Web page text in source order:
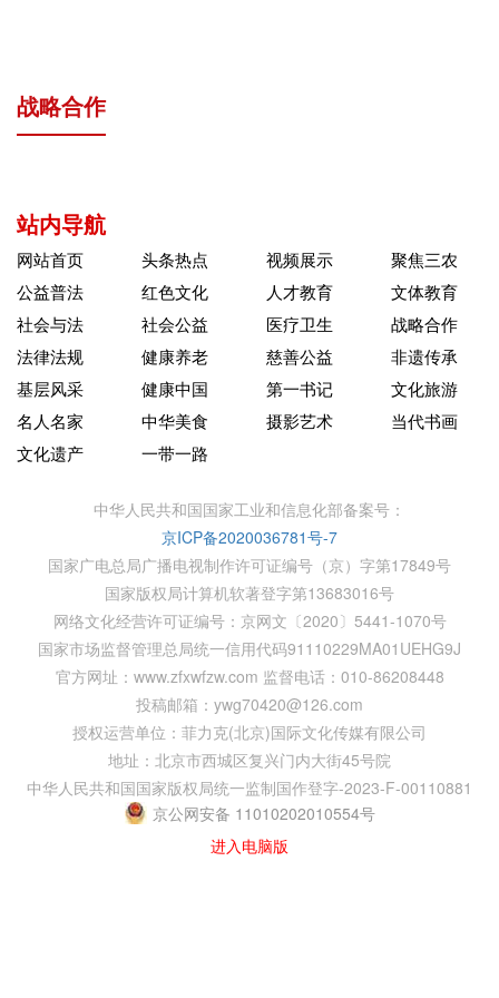
战略合作
站内导航
网站首页 头条热点 视频展示
聚焦三农
公益普法
红色文化 人才教育
文体教育
社会与法
社会公益 医疗卫生
战略合作
法律法规
健康养老 慈善公益
非遗传承
基层风采
健康中国 第一书记
文化旅游
名人名家
中华美食 摄影艺术
当代书画
文化遗产
一带一路
中华人民共和国国家工业和信息化部备案号：
京ICP备2020036781号-7
国家广电总局广播电视制作许可证编号（京）字第17849号
国家版权局计算机软著登字第13683016号
网络文化经营许可证编号：京网文〔2020〕5441-1070号
国家市场监督管理总局统一信用代码91110229MA01UEHG9J
官方网址：www.zfxwfzw.com 监督电话：010-86208448
投稿邮箱：ywg70420@126.com
授权运营单位：菲力克(北京)国际文化传媒有限公司
地址：北京市西城区复兴门内大街45号院
中华人民共和国国家版权局统一监制国作登字-2023-F-00110881
京公网安备 11010202010554号
进入电脑版